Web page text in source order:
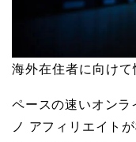
海外在住者に向け
ペースの速いオンラ
ノ アフィリエイト